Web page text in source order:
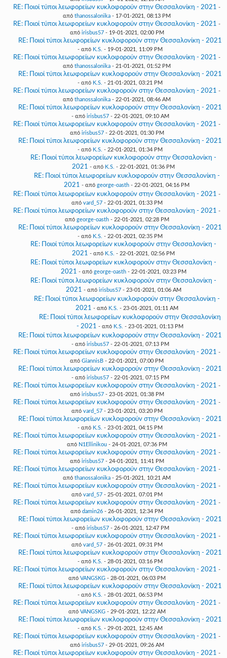
RE: Ποιοί τύποι λεωφορείων κυκλοφορούν στην Θεσσαλονίκη - 2021 -
από thanossalonika - 17-01-2021, 08:13 PM
RE: Ποιοί τύποι λεωφορείων κυκλοφορούν στην Θεσσαλονίκη - 2021 -
από irisbus57- 19-01-2021, 02:00 PM
RE: Ποιοί τύποι λεωφορείων κυκλοφορούν στην Θεσσαλονίκη - 2021
- από K.S. - 19-01-2021, 11:09 PM
RE: Ποιοί τύποι λεωφορείων κυκλοφορούν στην Θεσσαλονίκη - 2021 -
από thanossalonika - 21-01-2021, 01:52 PM
RE: Ποιοί τύποι λεωφορείων κυκλοφορούν στην Θεσσαλονίκη - 2021
- από K.S. - 21-01-2021, 03:21 PM
RE: Ποιοί τύποι λεωφορείων κυκλοφορούν στην Θεσσαλονίκη - 2021 -
από thanossalonika - 22-01-2021, 08:46 AM
RE: Ποιοί τύποι λεωφορείων κυκλοφορούν στην Θεσσαλονίκη - 2021
- από irisbus57- 22-01-2021, 09:10 AM
RE: Ποιοί τύποι λεωφορείων κυκλοφορούν στην Θεσσαλονίκη - 2021 -
από irisbus57- 22-01-2021, 01:30 PM
RE: Ποιοί τύποι λεωφορείων κυκλοφορούν στην Θεσσαλονίκη - 2021
- από K.S. - 22-01-2021, 01:34 PM
RE: Ποιοί τύποι λεωφορείων κυκλοφορούν στην Θεσσαλονίκη -
2021 - από K.S. - 22-01-2021, 01:36 PM
RE: Ποιοί τύποι λεωφορείων κυκλοφορούν στην Θεσσαλονίκη -
2021 - από george-oasth - 22-01-2021, 04:16 PM
RE: Ποιοί τύποι λεωφορείων κυκλοφορούν στην Θεσσαλονίκη - 2021 -
από vard_57- 22-01-2021, 01:33 PM
RE: Ποιοί τύποι λεωφορείων κυκλοφορούν στην Θεσσαλονίκη - 2021 -
από george-oasth- 22-01-2021, 02:28 PM
RE: Ποιοί τύποι λεωφορείων κυκλοφορούν στην Θεσσαλονίκη - 2021
- από K.S. - 22-01-2021, 02:35 PM
RE: Ποιοί τύποι λεωφορείων κυκλοφορούν στην Θεσσαλονίκη -
2021 - από K.S. - 22-01-2021, 02:56 PM
RE: Ποιοί τύποι λεωφορείων κυκλοφορούν στην Θεσσαλονίκη -
2021 - από george-oasth- 22-01-2021, 03:23 PM
RE: Ποιοί τύποι λεωφορείων κυκλοφορούν στην Θεσσαλονίκη -
2021 - από irisbus57- 23-01-2021, 01:06 AM
RE: Ποιοί τύποι λεωφορείων κυκλοφορούν στην Θεσσαλονίκη -
2021 - από K.S. - 23-01-2021, 01:11 AM
RE: Ποιοί τύποι λεωφορείων κυκλοφορούν στην Θεσσαλονίκη
- 2021 - από K.S. - 23-01-2021, 01:13 PM
RE: Ποιοί τύποι λεωφορείων κυκλοφορούν στην Θεσσαλονίκη - 2021
- από irisbus57- 22-01-2021, 07:13 PM
RE: Ποιοί τύποι λεωφορείων κυκλοφορούν στην Θεσσαλονίκη - 2021 -
από GiannisB - 22-01-2021, 07:00 PM
RE: Ποιοί τύποι λεωφορείων κυκλοφορούν στην Θεσσαλονίκη - 2021
- από irisbus57- 22-01-2021, 07:15 PM
RE: Ποιοί τύποι λεωφορείων κυκλοφορούν στην Θεσσαλονίκη - 2021 -
από irisbus57- 23-01-2021, 01:38 PM
RE: Ποιοί τύποι λεωφορείων κυκλοφορούν στην Θεσσαλονίκη - 2021 -
από vard_57- 23-01-2021, 03:20 PM
RE: Ποιοί τύποι λεωφορείων κυκλοφορούν στην Θεσσαλονίκη - 2021
- από K.S. - 23-01-2021, 04:15 PM
RE: Ποιοί τύποι λεωφορείων κυκλοφορούν στην Θεσσαλονίκη - 2021 -
από N1Ellinikou- 24-01-2021, 07:36 PM
RE: Ποιοί τύποι λεωφορείων κυκλοφορούν στην Θεσσαλονίκη - 2021 -
από irisbus57- 24-01-2021, 11:41 PM
RE: Ποιοί τύποι λεωφορείων κυκλοφορούν στην Θεσσαλονίκη - 2021 -
από thanossalonika - 25-01-2021, 10:21 AM
RE: Ποιοί τύποι λεωφορείων κυκλοφορούν στην Θεσσαλονίκη - 2021 -
από vard_57- 25-01-2021, 07:01 PM
RE: Ποιοί τύποι λεωφορείων κυκλοφορούν στην Θεσσαλονίκη - 2021 -
από damin26 - 26-01-2021, 12:34 PM
RE: Ποιοί τύποι λεωφορείων κυκλοφορούν στην Θεσσαλονίκη - 2021
- από irisbus57- 26-01-2021, 12:47 PM
RE: Ποιοί τύποι λεωφορείων κυκλοφορούν στην Θεσσαλονίκη - 2021 -
από vard_57- 26-01-2021, 09:31 PM
RE: Ποιοί τύποι λεωφορείων κυκλοφορούν στην Θεσσαλονίκη - 2021
- από K.S. - 28-01-2021, 03:16 PM
RE: Ποιοί τύποι λεωφορείων κυκλοφορούν στην Θεσσαλονίκη - 2021 -
από VANGSKG- 28-01-2021, 06:03 PM
RE: Ποιοί τύποι λεωφορείων κυκλοφορούν στην Θεσσαλονίκη - 2021
- από K.S. - 28-01-2021, 06:53 PM
RE: Ποιοί τύποι λεωφορείων κυκλοφορούν στην Θεσσαλονίκη - 2021 -
από VANGSKG- 29-01-2021, 12:22 AM
RE: Ποιοί τύποι λεωφορείων κυκλοφορούν στην Θεσσαλονίκη - 2021
- από K.S. - 29-01-2021, 12:45 AM
RE: Ποιοί τύποι λεωφορείων κυκλοφορούν στην Θεσσαλονίκη - 2021 -
από irisbus57- 29-01-2021, 09:26 AM
RE: Ποιοί τύποι λεωφορείων κυκλοφορούν στην Θεσσαλονίκη - 2021 -